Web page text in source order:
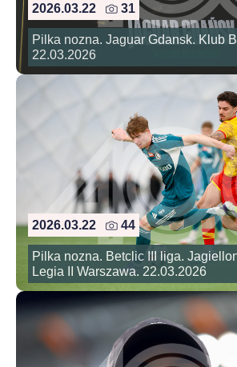
2026.03.22 31
Pilka nozna. Jaguar Gdansk. Klub
22.03.2026
2026.03.22 44
Pilka nozna. Betclic III liga.
Legia II Warszawa. 22.03.2026